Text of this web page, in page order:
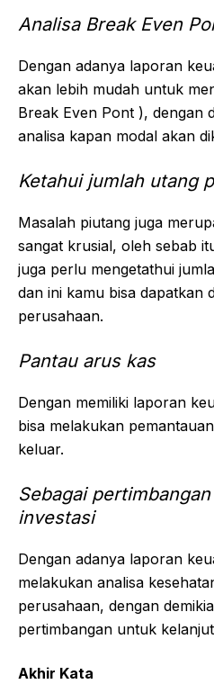
Analisa Break Even
Dengan adanya laporan
akan lebih mudah untuk
Break Even Pont ), dengan
analisa kapan modal akan
Ketahui jumlah utang
Masalah piutang juga
sangat krusial, oleh sebab
juga perlu mengetathui
dan ini kamu bisa dapatkan
perusahaan.
Pantau arus kas
Dengan memiliki laporan
bisa melakukan
keluar.
Sebagai
investasi
Dengan adanya laporan
melakukan analisa
perusahaan, dengan
pertimbangan untuk
Akhir Kata